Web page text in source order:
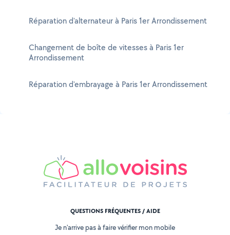
Réparation d'alternateur à Paris 1er Arrondissement
Changement de boîte de vitesses à Paris 1er
Arrondissement
Réparation d'embrayage à Paris 1er Arrondissement
QUESTIONS FRÉQUENTES / AIDE
Je n'arrive pas à faire vérifier mon mobile